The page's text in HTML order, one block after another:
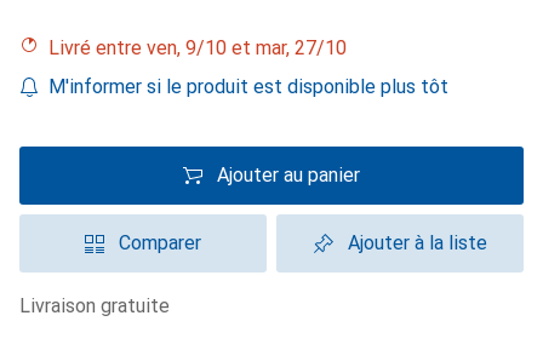
Livré entre ven, 9/10 et mar, 27/10
M'informer si le produit est disponible plus tôt
Ajouter au panier
Comparer Ajouter à la liste
livraison gratuite